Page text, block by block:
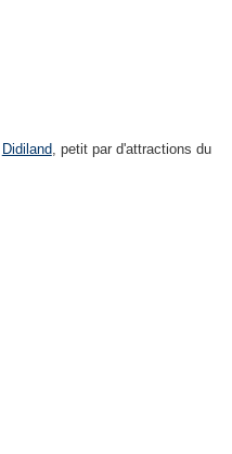
Didiland, petit par d'attractions du